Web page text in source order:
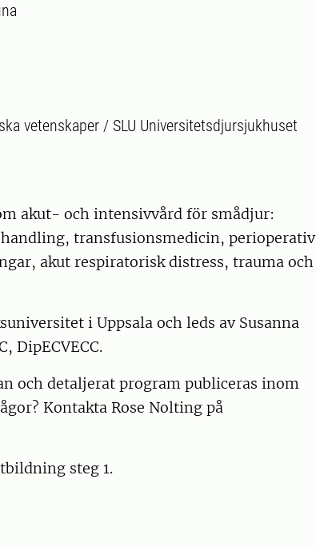
vetenskaper / SLU Universitetsdjursjukhuset
akut- och intensivvård för smådjur:
transfusionsmedicin, perioperativ
akut respiratorisk distress, trauma och
i Uppsala och leds av Susanna
DipECVECC.
och detaljerat program publiceras inom
Kontakta Rose Nolting på
steg 1.